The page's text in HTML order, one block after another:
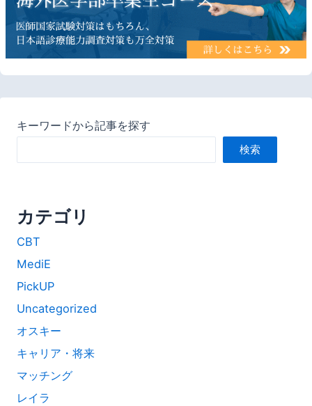
キーワードから記事を探す
検索
カテゴリ
CBT
MediE
PickUP
Uncategorized
オスキー
キャリア・将来
マッチング
レイラ